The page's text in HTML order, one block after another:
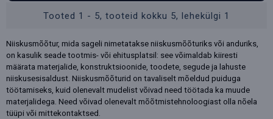
Niiskusmõõtur, mida sageli nimetatakse niiskusmõõturiks või anduriks,
on kasulik seade tootmis- või ehitusplatsil: see võimaldab kiiresti
määrata materjalide, konstruktsioonide, toodete, segude ja lahuste
niiskusesisaldust. Niiskusmõõturid on tavaliselt mõeldud puiduga
töötamiseks, kuid olenevalt mudelist võivad need töötada ka muude
materjalidega. Need võivad olenevalt mõõtmistehnoloogiast olla nõela
tüüpi või mittekontaktsed.
Tooted 1 - 5, tooteid kokku 5, lehekülgi 1